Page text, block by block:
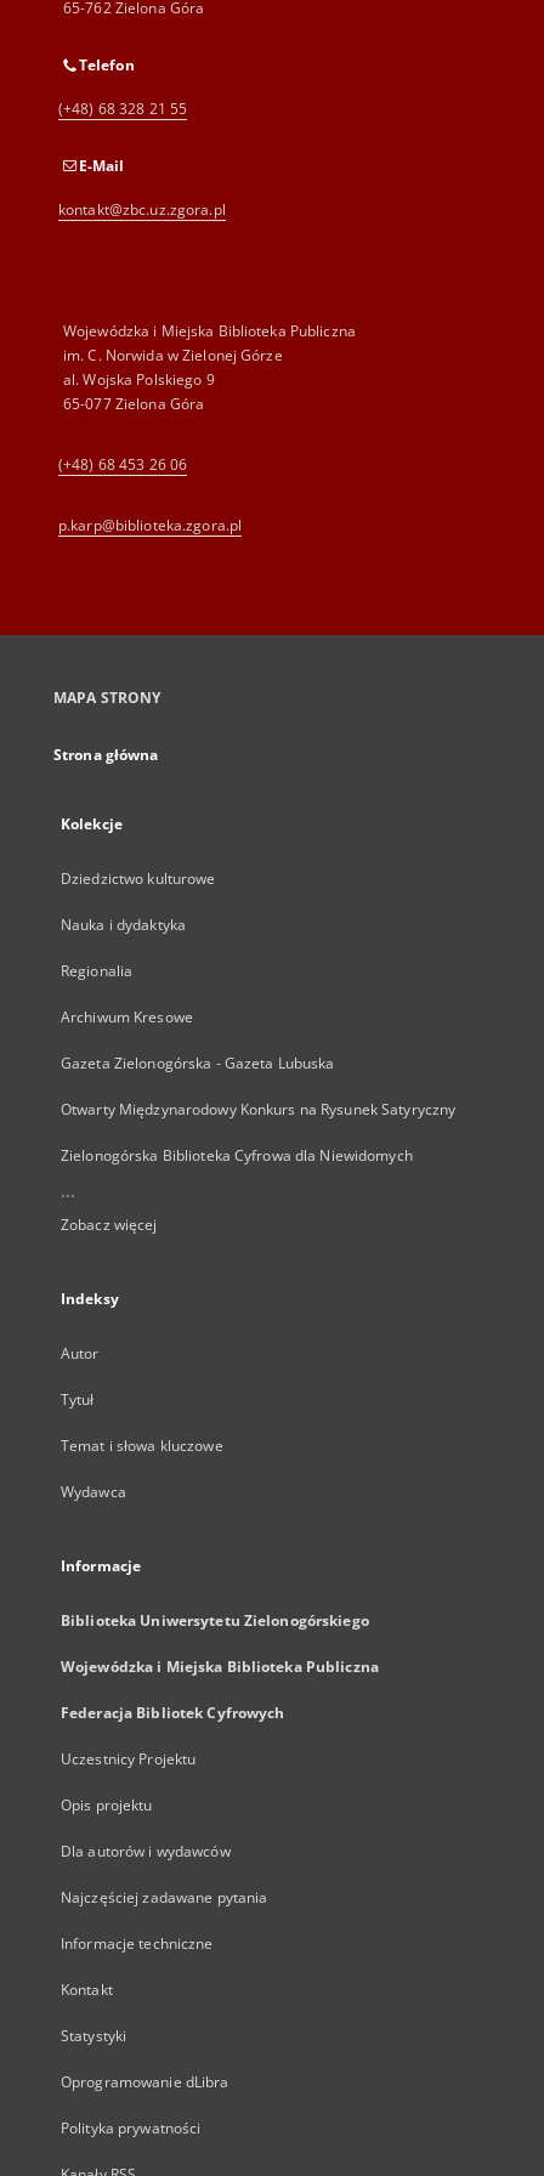
65-762 Zielona Góra
Telefon
(+48) 68 328 21 55
E-Mail
kontakt@zbc.uz.zgora.pl
Wojewódzka i Miejska Biblioteka Publiczna
im. C. Norwida w Zielonej Górze
al. Wojska Polskiego 9
65-077 Zielona Góra
(+48) 68 453 26 06
p.karp@biblioteka.zgora.pl
MAPA STRONY
Strona główna
Kolekcje
Dziedzictwo kulturowe
Nauka i dydaktyka
Regionalia
Archiwum Kresowe
Gazeta Zielonogórska - Gazeta Lubuska
Otwarty Międzynarodowy Konkurs na Rysunek Satyryczny
Zielonogórska Biblioteka Cyfrowa dla Niewidomych
...
Zobacz więcej
Indeksy
Autor
Tytuł
Temat i słowa kluczowe
Wydawca
Informacje
Biblioteka Uniwersytetu Zielonogórskiego
Wojewódzka i Miejska Biblioteka Publiczna
Federacja Bibliotek Cyfrowych
Uczestnicy Projektu
Opis projektu
Dla autorów i wydawców
Najczęściej zadawane pytania
Informacje techniczne
Kontakt
Statystyki
Oprogramowanie dLibra
Polityka prywatności